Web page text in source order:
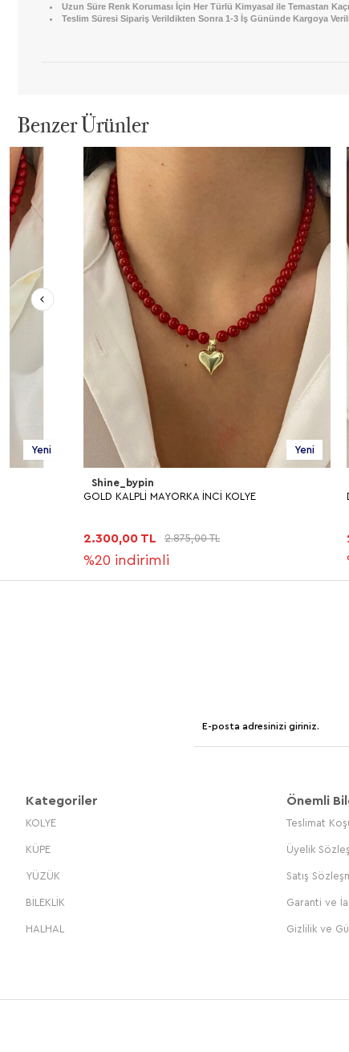
Uzun Süre Renk Koruması İçin Her Türlü Kimyasal ile Temastan
Teslim Süresi Sipariş Verildikten Sonra 1-3 İş Gününde Kargoya
Benzer Ürünler
GOLD KALPLİ MAYORKA İNCİ KOLYE
2.300,00 TL 2.875,00 TL
indirimli
DOĞAL
2.500,00
Kategoriler
KOLYE
KÜPE
YÜZÜK
BİLEKLİK
HALHAL
Önemli
Teslimat
Üyelik
Satış
Garanti ve
Gizlilik ve